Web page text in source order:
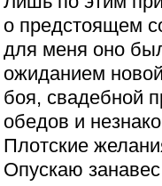
о предстоящем
для меня оно
ожиданием
боя, свадебной
обедов и
Плотские
Опускаю